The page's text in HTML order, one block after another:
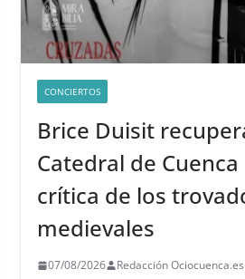
CONCIERTOS
Brice Duisit
Catedral de Cuenca
crítica de los
medievales
07/08/2026 Redacción Ociocuenca.es